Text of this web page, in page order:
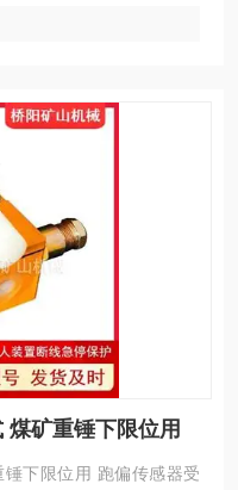
合。
矿重锤下限位用
下限位用 跑偏传感器受